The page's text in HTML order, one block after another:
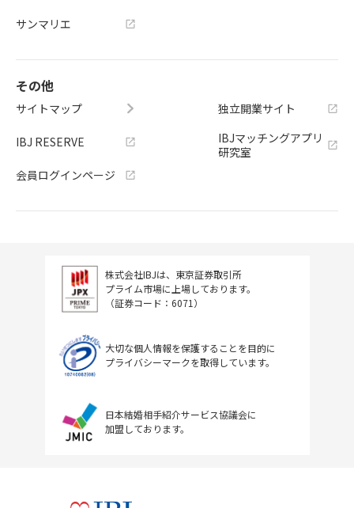
サンマリエ
その他
サイトマップ
IBJ RESERVE
会員ログインページ
独立開業サイト
IBJマッチングアプリ
研究室
株式会社IBJは、東京証券取引所
プライム市場に上場しております。
（証券コード：6071）
大切な個人情報を保護することを目的に
プライバシーマークを取得しています。
日本結婚相手紹介サービス協議会に
加盟しております。